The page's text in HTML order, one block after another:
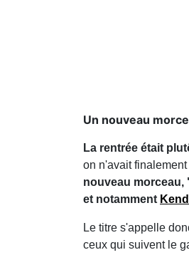
Un nouveau
La rentrée était
on n'avait
nouveau morceau,
et notamment
Le titre s'appelle
ceux qui suivent le